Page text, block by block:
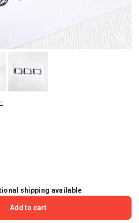
shipping available
Add to cart